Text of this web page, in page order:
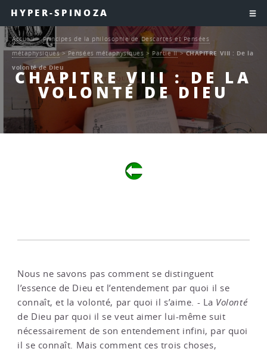
HYPER-SPINOZA
CHAPITRE VIII : DE LA
VOLONTÉ DE DIEU
Accueil>Principes de la philosophie de Descartes et Pensées
métaphysiques> Pensées métaphysiques > Partie II>CHAPITRE VIII : De la
volonté de Dieu
Nous ne savons pas comment se distinguent
l’essence de Dieu et l’entendement par quoi il se
connaît, et la volonté, par quoi il s’aime. - La Volonté
de Dieu par quoi il se veut aimer lui-même suit
nécessairement de son entendement infini, par quoi
il se connaît. Mais comment ces trois choses,